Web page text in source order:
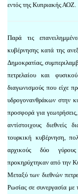
εντός της Κυπριακής ΑΟΖ.
Παρά τις
κυβέρνησης κατά της
Δημοκρατίας,
πετρελαίου και
διαγωνισμούς που είχε
υδρογονανθράκων στην
προσφορά για
αντίστοιχους
τουρκική κυβέρνηση,
αρχικούς δύο γύρους
προκηρύχτηκαν από την
Μεταξύ των διεθνών
Ρωσίας σε συνεργασία